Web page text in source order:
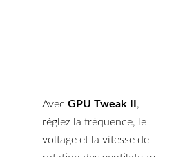
AvecGPU Tweak II ,
réglez la fréquence, le
voltage et la vitesse de